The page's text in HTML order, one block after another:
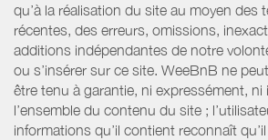
qu’à la réalisation du site au moyen des
récentes, des erreurs, omissions,
additions indépendantes de notre
ou s’insérer sur ce site. WeeBnB ne
être tenu à garantie, ni expressément,
l’ensemble du contenu du site ;
informations qu’il contient reconnaît